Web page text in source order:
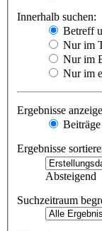
Innerhalb suchen:
Betreff
Nur im
Nur im
Nur im
Ergebnisse
Beiträge
Ergebnisse
Absteigend
Suchzeitraum